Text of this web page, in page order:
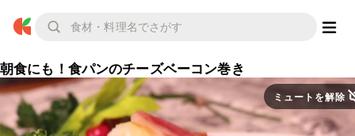
朝食にも！食パンのチーズベーコン巻き
ミュートを解除